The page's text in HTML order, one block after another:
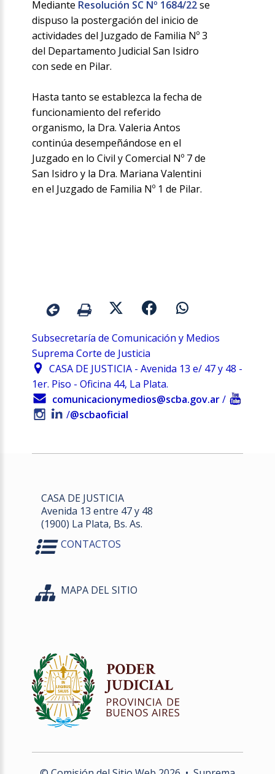
Mediante Resolución SC Nº 1684/22se
dispuso la postergación del inicio de
actividades del Juzgado de Familia Nº 3
del Departamento Judicial San Isidro
con sede en Pilar.
Hasta tanto se establezca la fecha de
funcionamiento del referido
organismo, la Dra. Valeria Antos
continúa desempeñándose en el
Juzgado en lo Civil y Comercial Nº 7 de
San Isidro y la Dra. Mariana Valentini
en el Juzgado de Familia Nº 1 de Pilar.
Subsecretaría de Comunicación y Medios
Suprema Corte de Justicia
CASA DE JUSTICIA - Avenida 13 e/ 47 y 48 -
1er. Piso - Oficina 44, La Plata.
comunicacionymedios@scba.gov.ar /
/@scbaoficial
CASA DE JUSTICIA
Avenida 13 entre 47 y 48
(1900) La Plata, Bs. As.
CONTACTOS
MAPA DEL SITIO